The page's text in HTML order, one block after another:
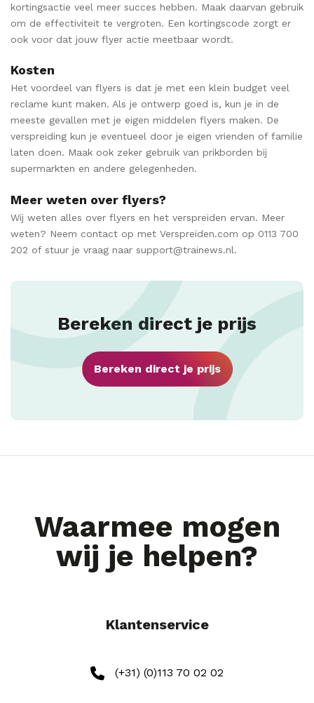
kortingsactie veel meer succes hebben. Maak daarvan gebruik
om de effectiviteit te vergroten. Een kortingscode zorgt er
ook voor dat jouw flyer actie meetbaar wordt.
Kosten
Het voordeel van flyers is dat je met een klein budget veel
reclame kunt maken. Als je ontwerp goed is, kun je in de
meeste gevallen met je eigen middelen flyers maken. De
verspreiding kun je eventueel door je eigen vrienden of familie
laten doen. Maak ook zeker gebruik van prikborden bij
supermarkten en andere gelegenheden.
Meer weten over flyers?
Wij weten alles over flyers en het verspreiden ervan. Meer
weten? Neem contact op met Verspreiden.com op 0113 700
202 of stuur je vraag naar support@trainews.nl.
Bereken direct je prijs
Bereken direct je prijs
Waarmee mogen
wij je helpen?
Klantenservice
(+31) (0)113 70 02 02